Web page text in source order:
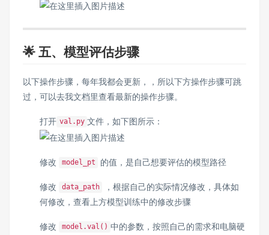
🌟 五、模型评估步骤
以下操作步骤，每年我都会更新，，所以下方操作步骤可跳
过，可以去我文档里查看最新的操作步骤。
打开 val.py 文件，如下图所示：
修改 model_pt 的值，是自己想要评估的模型路径
修改 data_path
，根据自己的实际情况修改，具体如
何修改，查看上方模型训练中的修改步骤
修改 model.val() 中的参数，按照自己的需求和电脑硬